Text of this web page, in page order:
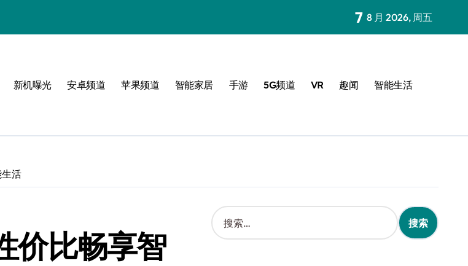
7 8 月 2026, 周五
新机曝光 安卓频道 苹果频道 智能家居 手游 5G频道 VR 趣闻 智能生活
活
价比畅享智
搜
索
：